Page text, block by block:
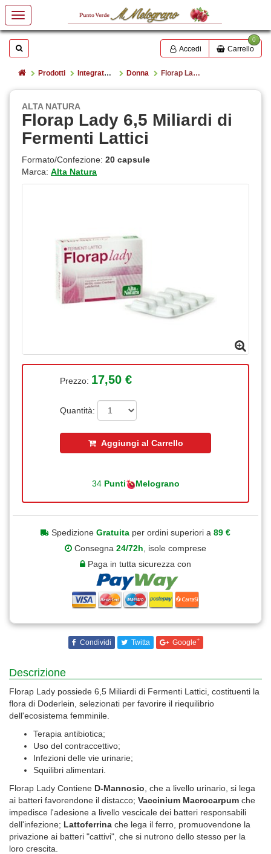
Cerca Accedi
0
Carrello
HomeProdotti Integratori alimentari e superfood Donna Florap Lady 6,5 Miliardi di Fermenti Lattici
ALTA NATURA
Florap Lady 6,5 Miliardi di
Fermenti Lattici
Formato/Confezione: 20 capsule
Marca: Alta Natura
Prezzo: 17,50 €
Quantità:
Aggiungi al Carrello
34 Punti Melograno
Spedizione Gratuita per ordini superiori a 89 €
Consegna 24/72h , isole comprese
Paga in tutta sicurezza con
Condividi Twitta Google+
Descrizione
Florap Lady possiede 6,5 Miliardi di Fermenti Lattici, costituenti la
flora di Doderlein, selezionati per favorire il riequilibrio
dell'ecosistema femminile.
Terapia antibiotica;
Uso del contraccettivo;
Infezioni delle vie urinarie;
Squilibri alimentari.
Florap Lady Contiene D-Mannosio , che a livello urinario, si lega
ai batteri favorendone il distacco; Vaccinium Macrocarpum che
impedisce l'adesione a livello vescicale dei batteri responsabili
dell'infezione; Lattoferrina che lega il ferro, promuovendone la
privazione ai batteri "cattivi", che si nutrono dello stesso per la
loro crescita.